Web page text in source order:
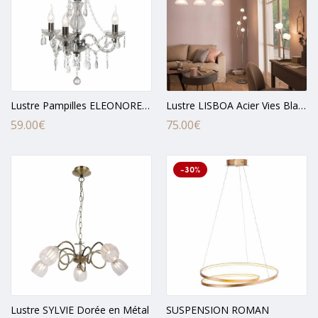
Lustre Pampilles ELEONORE Transparent en Acrylique
59.00€
Lustre LISBOA Acier Vies Blanche
75.00€
Lustre SYLVIE Dorée en Métal
-30%
SUSPENSION ROMAN